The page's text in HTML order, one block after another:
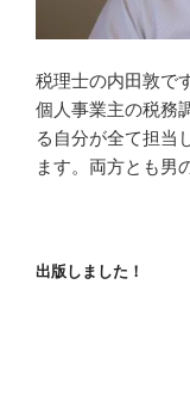
税理士の内田敦で
個人事業主の税務
る自分が全て担当
ます。両方とも男
出版しました！